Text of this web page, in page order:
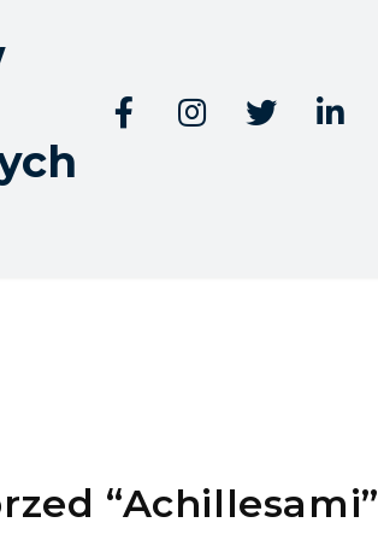
   
“Achillesami”